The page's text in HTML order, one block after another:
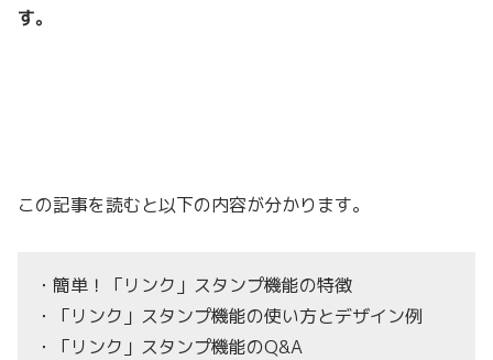
す。
この記事を読むと以下の内容が分かります。
・簡単！「リンク」スタンプ機能の特徴
・「リンク」スタンプ機能の使い方とデザイン例
・「リンク」スタンプ機能のQ&A